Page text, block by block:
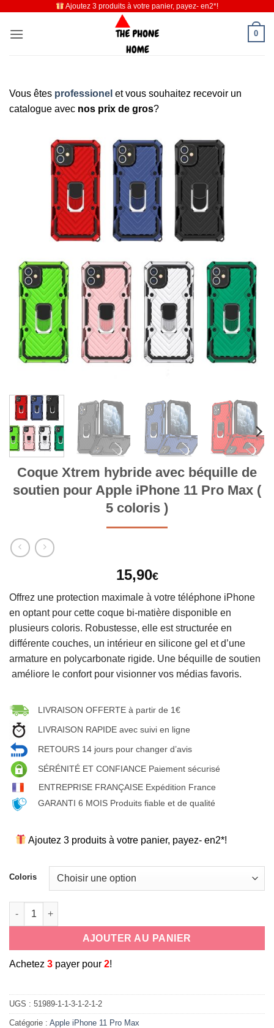
contenu
Ajoutez 3 produits à votre panier, payez- en2*!
0
Vous êtes professionel et vous souhaitez recevoir un
catalogue avec nos prix de gros?
Coque Xtrem hybride avec béquille de
soutien pour Apple iPhone 11 Pro Max (
5 coloris )
15,90€
Offrez une protection maximale à votre téléphone iPhone
en optant pour cette coque bi-matière disponible en
plusieurs coloris. Robustesse, elle est structurée en
différente couches, un intérieur en silicone gel et d’une
armature en polycarbonate rigide. Une béquille de soutien
améliore le confort pour visionner vos médias favoris.
LIVRAISON OFFERTE à partir de 1€
LIVRAISON RAPIDE avec suivi en ligne
RETOURS 14 jours pour changer d’avis
SÉRÉNITÉ ET CONFIANCE Paiement sécurisé
ENTREPRISE FRANÇAISE Expédition France
GARANTI 6 MOIS Produits fiable et de qualité
Ajoutez 3 produits à votre panier, payez- en2*!
Coloris
quantité de Coque Xtrem hybride avec béquille de soutien
AJOUTER AU PANIER
Achetez 3 payer pour 2!
UGS : 51989-1-1-3-1-2-1-2
Catégorie : Apple iPhone 11 Pro Max